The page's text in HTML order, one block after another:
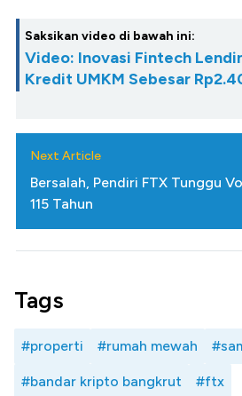
Saksikan video di bawah ini:
Video: Inovasi Fintech
Kredit UMKM Sebesar
Next Article
Bersalah, Pendiri FTX Tunggu
115 Tahun
Tags
#properti #rumah mewah
#bandar kripto bangkrut #ftx